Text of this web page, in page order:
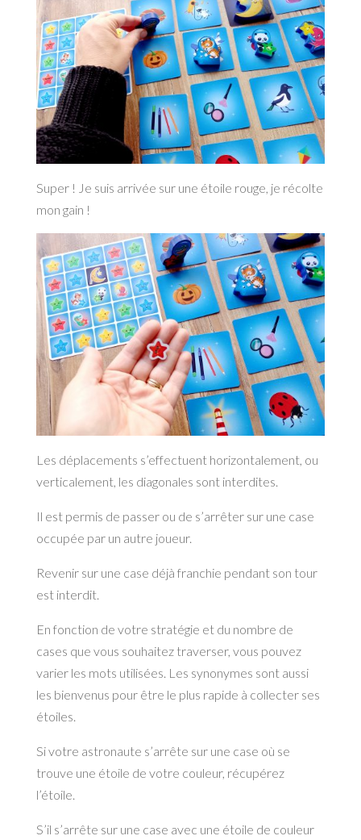
Super ! Je suis arrivée sur une étoile rouge, je récolte
mon gain !
Les déplacements s’effectuent horizontalement, ou
verticalement, les diagonales sont interdites.
Il est permis de passer ou de s’arrêter sur une case
occupée par un autre joueur.
Revenir sur une case déjà franchie pendant son tour
est interdit.
En fonction de votre stratégie et du nombre de
cases que vous souhaitez traverser, vous pouvez
varier les mots utilisées. Les synonymes sont aussi
les bienvenus pour être le plus rapide à collecter ses
étoiles.
Si votre astronaute s’arrête sur une case où se
trouve une étoile de votre couleur, récupérez
l’étoile.
S’il s’arrête sur une case avec une étoile de couleur